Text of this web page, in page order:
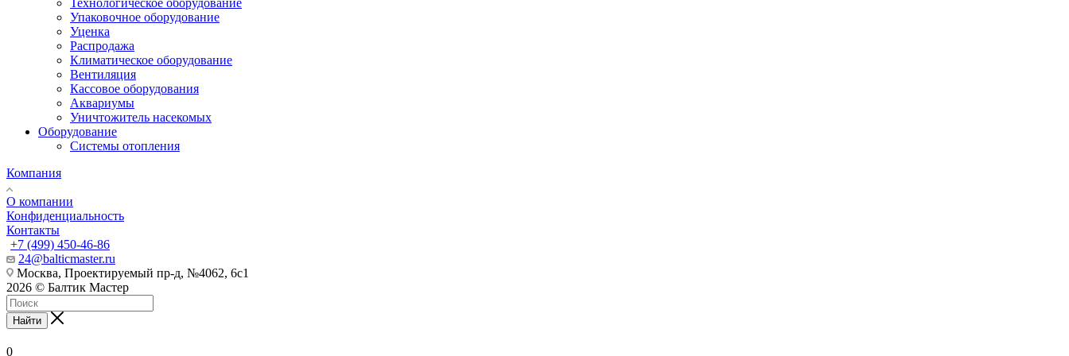
Упаковочное оборудование
Уценка
Распродажа
Климатическое оборудование
Вентиляция
Кассовое оборудования
Аквариумы
Уничтожитель насекомых
Оборудование
Системы отопления
Компания
О компании
Конфиденциальность
Контакты
+7 (499) 450-46-86
24@balticmaster.ru
Москва, Проектируемый пр-д, №4062, 6с1
2026 © Балтик Мастер
Найти
0